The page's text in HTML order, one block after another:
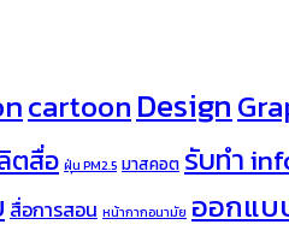
cartoonDesign
ตสื่อ ฝุ่น PM2.5 มาสคอต รับทำ
สื่อการสอน หน้ากากอนามัย ออกแบ